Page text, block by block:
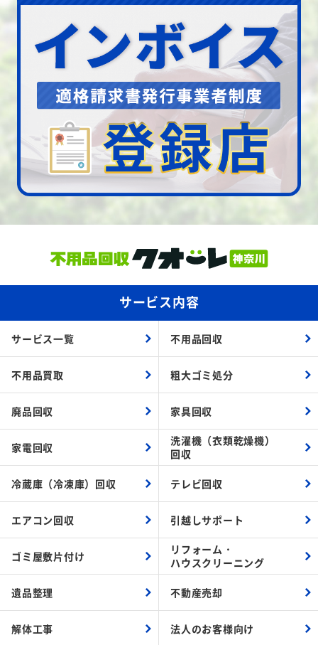
サービス内容
サービス一覧 不用品回収
不用品買取 粗大ゴミ処分
廃品回収 家具回収
家電回収
洗濯機（衣類乾燥機）
回収
冷蔵庫（冷凍庫）回収 テレビ回収
エアコン回収 引越しサポート
ゴミ屋敷片付け
リフォーム・
ハウスクリーニング
遺品整理 不動産売却
解体工事 法人のお客様向け